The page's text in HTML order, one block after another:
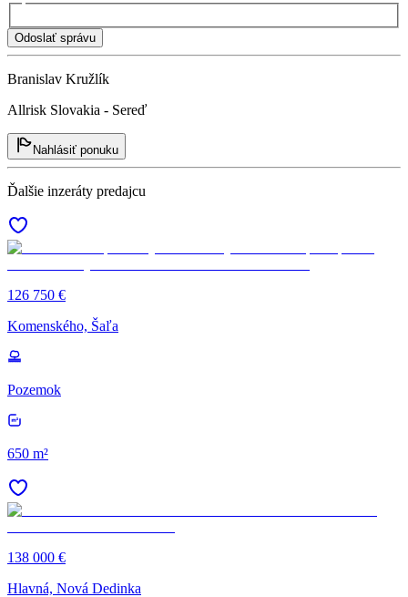
Odoslať správu
Branislav Kružlík
Allrisk Slovakia - Sereď
Nahlásiť ponuku
Ďalšie inzeráty predajcu
126 750 €
Komenského, Šaľa
Pozemok
650 m²
138 000 €
Hlavná, Nová Dedinka